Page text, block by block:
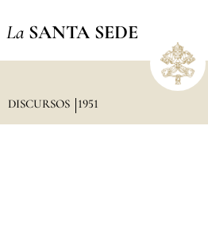
La SANTA SEDE
DISCURSOS 1951